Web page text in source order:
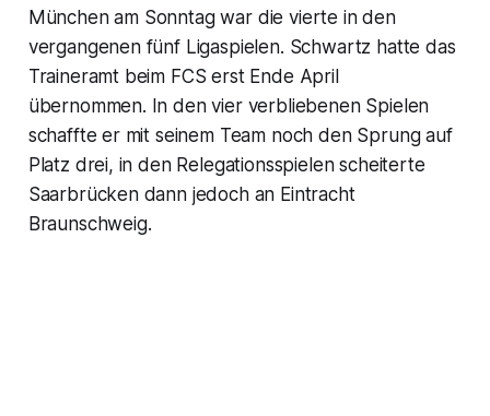
München am Sonntag war die vierte in den
vergangenen fünf Ligaspielen. Schwartz hatte das
Traineramt beim FCS erst Ende April
übernommen. In den vier verbliebenen Spielen
schaffte er mit seinem Team noch den Sprung auf
Platz drei, in den Relegationsspielen scheiterte
Saarbrücken dann jedoch an Eintracht
Braunschweig.